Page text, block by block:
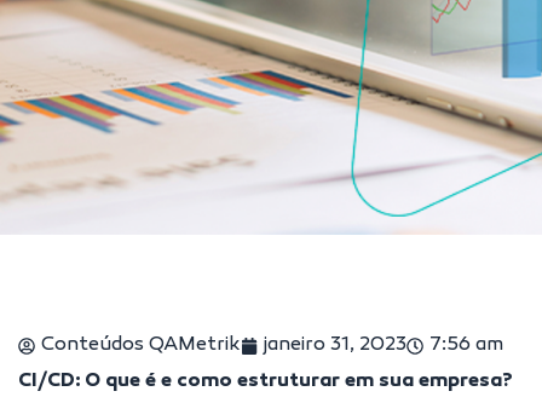
Conteúdos QAMetrik janeiro 31, 2023
7:56 am
CI/CD: O que é e como estruturar em sua empresa?